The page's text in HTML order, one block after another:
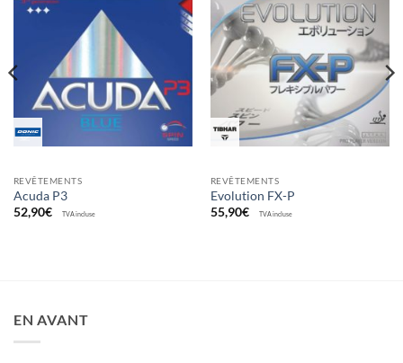
Ajouter
REVÊTEMENTS
Acuda P3
52,90€ TVA incluse
Ajouter
aux
souhaits
REVÊTEMENTS
Evolution FX-P
55,90€ TVA incluse
EN AVANT